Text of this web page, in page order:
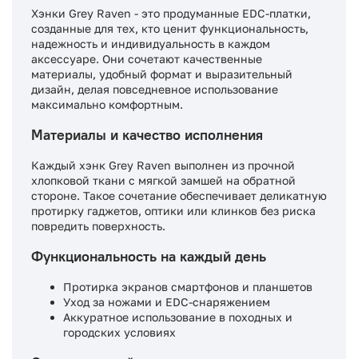
Хэнки Grey Raven - это продуманные EDC-платки,
созданные для тех, кто ценит функциональность,
надежность и индивидуальность в каждом
аксессуаре. Они сочетают качественные
материалы, удобный формат и выразительный
дизайн, делая повседневное использование
максимально комфортным.
Материалы и качество исполнения
Каждый хэнк Grey Raven выполнен из прочной
хлопковой ткани с мягкой замшей на обратной
стороне. Такое сочетание обеспечивает деликатную
протирку гаджетов, оптики или клинков без риска
повредить поверхность.
Функциональность на каждый день
Протирка экранов смартфонов и планшетов
Уход за ножами и EDC-снаряжением
Аккуратное использование в походных и
городских условиях